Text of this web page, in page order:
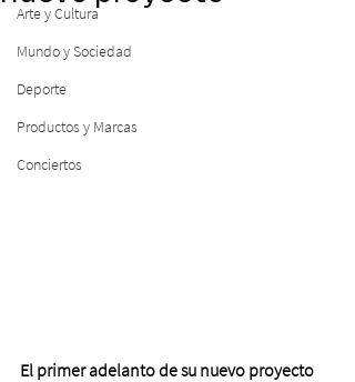
Arte y Cultura
Mundo y Sociedad
Deporte
Productos y Marcas
Conciertos
El primer adelanto de su nuevo proyecto